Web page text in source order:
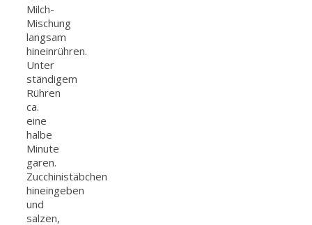
Milch-
Mischung
langsam
hineinrühren.
Unter
ständigem
Rühren
ca.
eine
halbe
Minute
garen.
Zucchinistäbchen
hineingeben
und
salzen,